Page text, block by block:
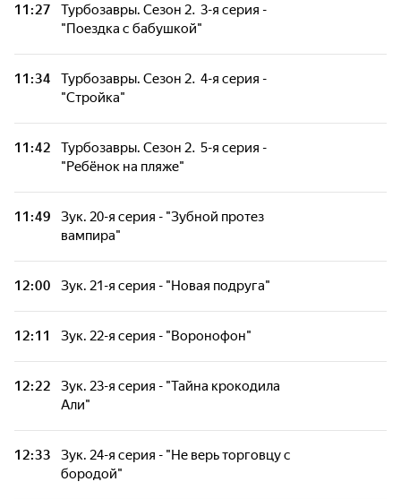
Larva: Личинки на острове. 26-я серия - "В
открытом море"
Диноформеры. Сезон 2. 2-я серия - "Новый
диноформер"
Диноформеры. Сезон 2. 1-я серия - "Новый
Диноформеры. Сезон 2. 10-я серия - "Слезы
Даркно"
Диноформеры. Сезон 2. 6-я серия -
"Состязание по доставке пиццы"
Диноформеры. Сезон 2. 4-я серия - "Союз
пятого уровня: Ультра Ди Кайзер"
Диноформеры. Сезон 2. 11-я серия - "Союз
тугодумов"
11:27
Турбозавры. Сезон 2. 3-я серия -
"Поездка с бабушкой"
11:34
Турбозавры. Сезон 2. 4-я серия -
"Стройка"
11:42
Турбозавры. Сезон 2. 5-я серия -
"Ребёнок на пляже"
11:49
Зук. 20-я серия - "Зубной протез
вампира"
12:00 Зук. 21-я серия - "Новая подруга"
12:11 Зук. 22-я серия - "Воронофон"
12:22
Зук. 23-я серия - "Тайна крокодила
Али"
12:33
Зук. 24-я серия - "Не верь торговцу с
бородой"